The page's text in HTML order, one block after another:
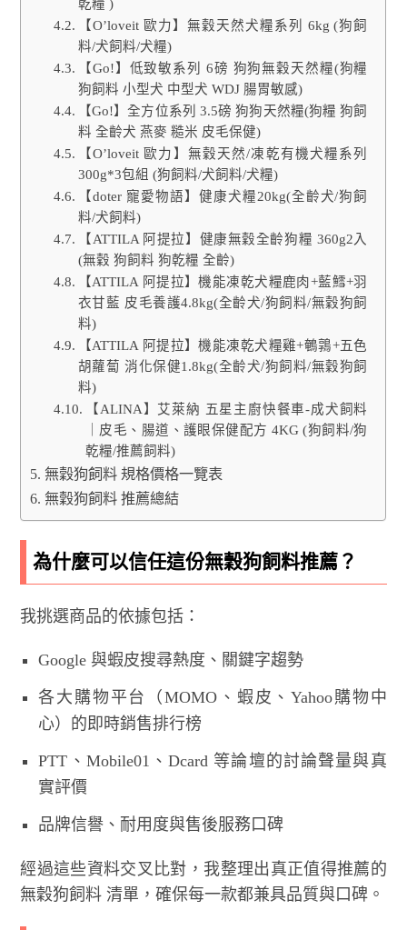
乾糧 )
【O’loveit 歐力】無穀天然犬糧系列 6kg (狗飼
料/犬飼料/犬糧)
【Go!】低致敏系列 6磅 狗狗無穀天然糧(狗糧
狗飼料 小型犬 中型犬 WDJ 腸胃敏感)
【Go!】全方位系列 3.5磅 狗狗天然糧(狗糧 狗飼
料 全齡犬 燕麥 糙米 皮毛保健)
【O’loveit 歐力】無穀天然/凍乾有機犬糧系列
300g*3包組 (狗飼料/犬飼料/犬糧)
【doter 寵愛物語】健康犬糧20kg(全齡犬/狗飼
料/犬飼料)
【ATTILA 阿提拉】健康無穀全齡狗糧 360g2入
(無穀 狗飼料 狗乾糧 全齡)
【ATTILA 阿提拉】機能凍乾犬糧鹿肉+藍鱈+羽
衣甘藍 皮毛養護4.8kg(全齡犬/狗飼料/無穀狗飼
料)
【ATTILA 阿提拉】機能凍乾犬糧雞+鵪鶉+五色
胡蘿蔔 消化保健1.8kg(全齡犬/狗飼料/無穀狗飼
料)
【ALINA】艾萊納 五星主廚快餐車-成犬飼料
｜皮毛、腸道、護眼保健配方 4KG (狗飼料/狗
乾糧/推薦飼料)
無穀狗飼料 規格價格一覽表
無穀狗飼料 推薦總結
為什麼可以信任這份無穀狗飼料推薦？
我挑選商品的依據包括：
Google 與蝦皮搜尋熱度、關鍵字趨勢
各大購物平台（MOMO、蝦皮、Yahoo購物中
心）的即時銷售排行榜
PTT、Mobile01、Dcard 等論壇的討論聲量與真
實評價
品牌信譽、耐用度與售後服務口碑
經過這些資料交叉比對，我整理出真正值得推薦的
無穀狗飼料 清單，確保每一款都兼具品質與口碑。